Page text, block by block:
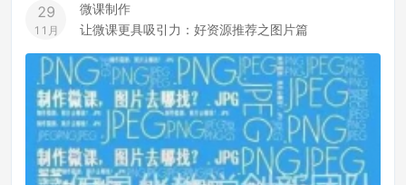
29
11月
微课制作
让微课更具吸引力：好资源推荐之图片篇